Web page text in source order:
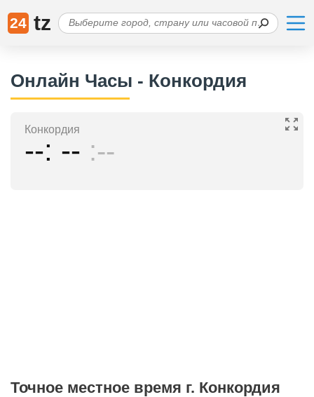
24 tz
Онлайн Часы - Конкордия
Конкордия
-- -- --
Точное местное время г. Конкордия